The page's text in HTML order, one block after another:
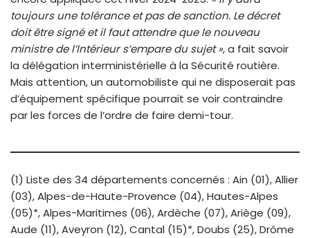
toujours une tolérance et pas de sanction. Le décret
doit être signé et il faut attendre que le nouveau
ministre de l’Intérieur s’empare du sujet », a fait savoir
la délégation interministérielle à la Sécurité routière.
Mais attention, un automobiliste qui ne disposerait pas
d’équipement spécifique pourrait se voir contraindre
par les forces de l’ordre de faire demi-tour.
(1) Liste des 34 départements concernés : Ain (01), Allier
(03), Alpes-de-Haute-Provence (04), Hautes-Alpes
(05)*, Alpes-Maritimes (06), Ardèche (07), Ariège (09),
Aude (11), Aveyron (12), Cantal (15)*, Doubs (25), Drôme